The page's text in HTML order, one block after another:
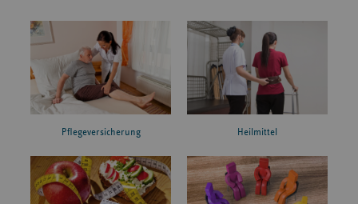
Pflegeversicherung Heilmittel